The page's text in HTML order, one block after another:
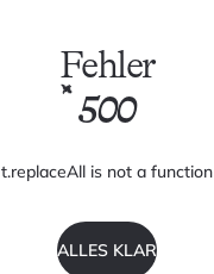
Fehler
500
t.replaceAll is not a function
ALLES KLAR